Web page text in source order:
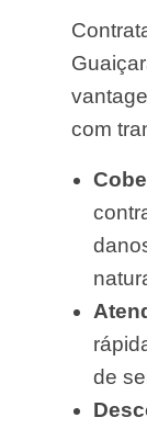
com
de